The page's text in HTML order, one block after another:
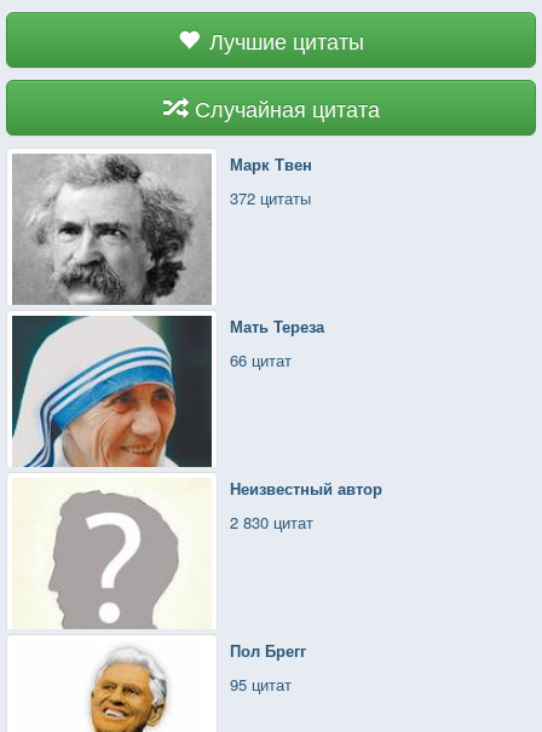
Лучшие цитаты
Случайная цитата
Марк Твен
372 цитаты
Мать Тереза
66 цитат
Неизвестный автор
2 830 цитат
Пол Брегг
95 цитат